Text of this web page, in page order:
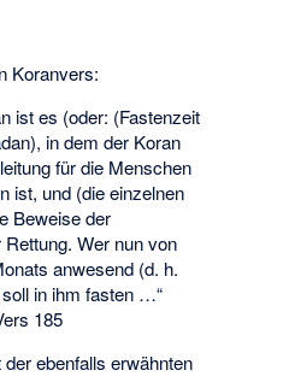
Koranvers:
ist es (oder: (Fastenzeit
in dem der Koran
für die Menschen
ist, und (die einzelnen
Beweise der
Wer nun von
anwesend (d. h.
in ihm fasten …“
185
ebenfalls erwähnten